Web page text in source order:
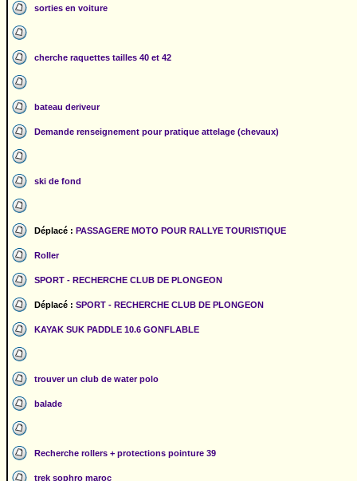
sorties en voiture
cherche raquettes tailles 40 et 42
bateau deriveur
Demande renseignement pour pratique attelage (chevaux)
ski de fond
Déplacé : PASSAGERE MOTO POUR RALLYE TOURISTIQUE
Roller
SPORT - RECHERCHE CLUB DE PLONGEON
Déplacé : SPORT - RECHERCHE CLUB DE PLONGEON
KAYAK SUK PADDLE 10.6 GONFLABLE
trouver un club de water polo
balade
Recherche rollers + protections pointure 39
trek sophro maroc